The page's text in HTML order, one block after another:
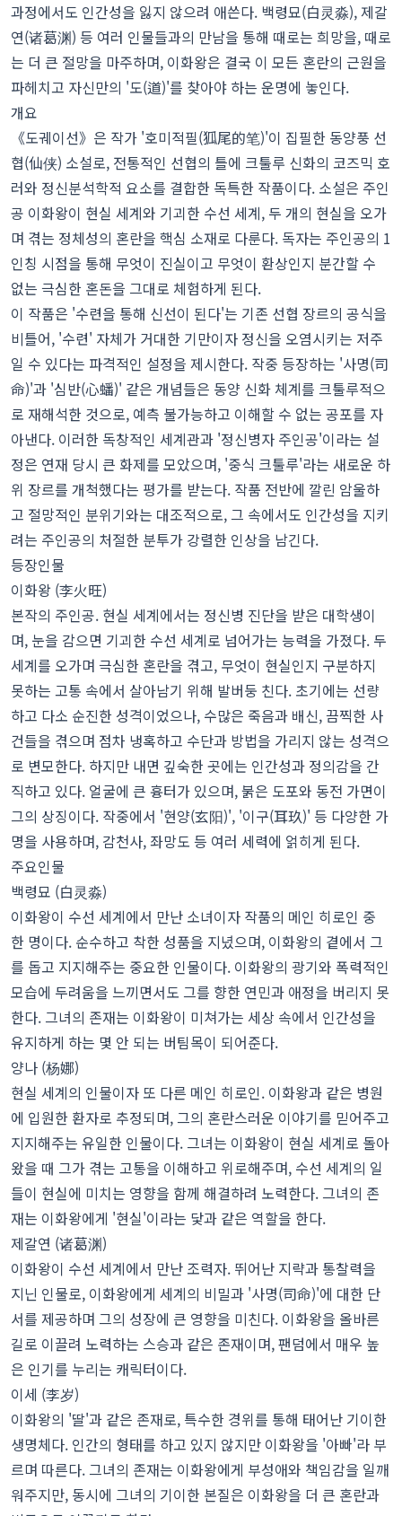
과정에서도 인간성을 잃지 않으려 애쓴다. 백령묘(白灵淼), 제갈
연(诸葛渊) 등 여러 인물들과의 만남을 통해 때로는 희망을, 때로
는 더 큰 절망을 마주하며, 이화왕은 결국 이 모든 혼란의 근원을
파헤치고 자신만의 '도(道)'를 찾아야 하는 운명에 놓인다.
개요
《도궤이선》은 작가 '호미적필(狐尾的笔)'이 집필한 동양풍 선
협(仙侠) 소설로, 전통적인 선협의 틀에 크툴루 신화의 코즈믹 호
러와 정신분석학적 요소를 결합한 독특한 작품이다. 소설은 주인
공 이화왕이 현실 세계와 기괴한 수선 세계, 두 개의 현실을 오가
며 겪는 정체성의 혼란을 핵심 소재로 다룬다. 독자는 주인공의 1
인칭 시점을 통해 무엇이 진실이고 무엇이 환상인지 분간할 수
없는 극심한 혼돈을 그대로 체험하게 된다.
이 작품은 '수련을 통해 신선이 된다'는 기존 선협 장르의 공식을
비틀어, '수련' 자체가 거대한 기만이자 정신을 오염시키는 저주
일 수 있다는 파격적인 설정을 제시한다. 작중 등장하는 '사명(司
命)'과 '심반(心蟠)' 같은 개념들은 동양 신화 체계를 크툴루적으
로 재해석한 것으로, 예측 불가능하고 이해할 수 없는 공포를 자
아낸다. 이러한 독창적인 세계관과 '정신병자 주인공'이라는 설
정은 연재 당시 큰 화제를 모았으며, '중식 크툴루'라는 새로운 하
위 장르를 개척했다는 평가를 받는다. 작품 전반에 깔린 암울하
고 절망적인 분위기와는 대조적으로, 그 속에서도 인간성을 지키
려는 주인공의 처절한 분투가 강렬한 인상을 남긴다.
등장인물
이화왕 (李火旺)
본작의 주인공. 현실 세계에서는 정신병 진단을 받은 대학생이
며, 눈을 감으면 기괴한 수선 세계로 넘어가는 능력을 가졌다. 두
세계를 오가며 극심한 혼란을 겪고, 무엇이 현실인지 구분하지
못하는 고통 속에서 살아남기 위해 발버둥 친다. 초기에는 선량
하고 다소 순진한 성격이었으나, 수많은 죽음과 배신, 끔찍한 사
건들을 겪으며 점차 냉혹하고 수단과 방법을 가리지 않는 성격으
로 변모한다. 하지만 내면 깊숙한 곳에는 인간성과 정의감을 간
직하고 있다. 얼굴에 큰 흉터가 있으며, 붉은 도포와 동전 가면이
그의 상징이다. 작중에서 '현양(玄阳)', '이구(耳玖)' 등 다양한 가
명을 사용하며, 감천사, 좌망도 등 여러 세력에 얽히게 된다.
주요인물
백령묘 (白灵淼)
이화왕이 수선 세계에서 만난 소녀이자 작품의 메인 히로인 중
한 명이다. 순수하고 착한 성품을 지녔으며, 이화왕의 곁에서 그
를 돕고 지지해주는 중요한 인물이다. 이화왕의 광기와 폭력적인
모습에 두려움을 느끼면서도 그를 향한 연민과 애정을 버리지 못
한다. 그녀의 존재는 이화왕이 미쳐가는 세상 속에서 인간성을
유지하게 하는 몇 안 되는 버팀목이 되어준다.
양나 (杨娜)
현실 세계의 인물이자 또 다른 메인 히로인. 이화왕과 같은 병원
에 입원한 환자로 추정되며, 그의 혼란스러운 이야기를 믿어주고
지지해주는 유일한 인물이다. 그녀는 이화왕이 현실 세계로 돌아
왔을 때 그가 겪는 고통을 이해하고 위로해주며, 수선 세계의 일
들이 현실에 미치는 영향을 함께 해결하려 노력한다. 그녀의 존
재는 이화왕에게 '현실'이라는 닻과 같은 역할을 한다.
제갈연 (诸葛渊)
이화왕이 수선 세계에서 만난 조력자. 뛰어난 지략과 통찰력을
지닌 인물로, 이화왕에게 세계의 비밀과 '사명(司命)'에 대한 단
서를 제공하며 그의 성장에 큰 영향을 미친다. 이화왕을 올바른
길로 이끌려 노력하는 스승과 같은 존재이며, 팬덤에서 매우 높
은 인기를 누리는 캐릭터이다.
이세 (李岁)
이화왕의 '딸'과 같은 존재로, 특수한 경위를 통해 태어난 기이한
생명체다. 인간의 형태를 하고 있지 않지만 이화왕을 '아빠'라 부
르며 따른다. 그녀의 존재는 이화왕에게 부성애와 책임감을 일깨
워주지만, 동시에 그녀의 기이한 본질은 이화왕을 더 큰 혼란과